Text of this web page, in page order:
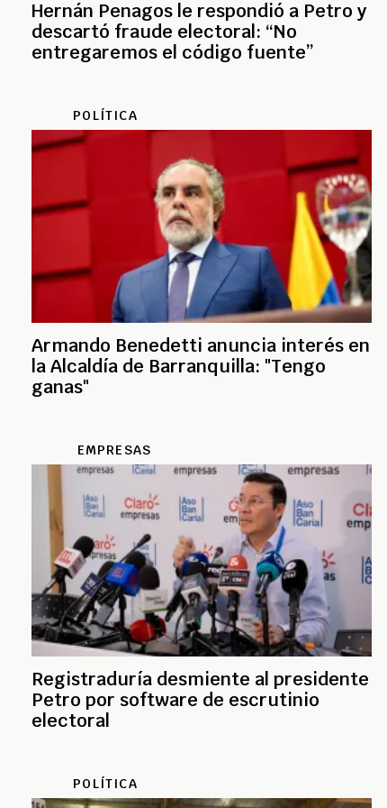
Hernán Penagos le respondió a Petro y
descartó fraude electoral: “No
entregaremos el código fuente”
POLÍTICA
Armando Benedetti anuncia interés en
la Alcaldía de Barranquilla: "Tengo
ganas"
EMPRESAS
Registraduría desmiente al presidente
Petro por software de escrutinio
electoral
POLÍTICA